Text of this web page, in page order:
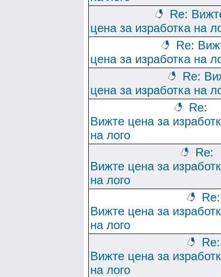
Re:
цена за изработка на
Re:
цена за изработка на
Re:
цена за изработка на
Re:
Вижте цена за
на лого
Re:
Вижте цена за
на лого
Re:
Вижте цена за
на лого
Re:
Вижте цена за
на лого